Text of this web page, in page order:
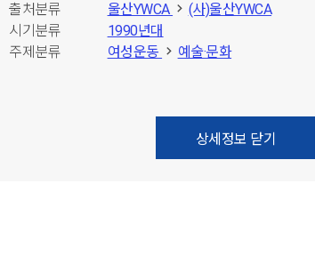
출처분류
울산YWCA
(사)울산YWCA
시기분류
1990년대
주제분류
여성운동 예술·문화
상세정보 닫기